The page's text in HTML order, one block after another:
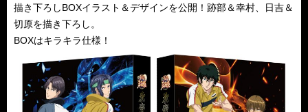
描き下ろしBOXイラスト＆デザインを公開！跡部＆幸村、日吉＆
切原を描き下ろし。
BOXはキラキラ仕様！